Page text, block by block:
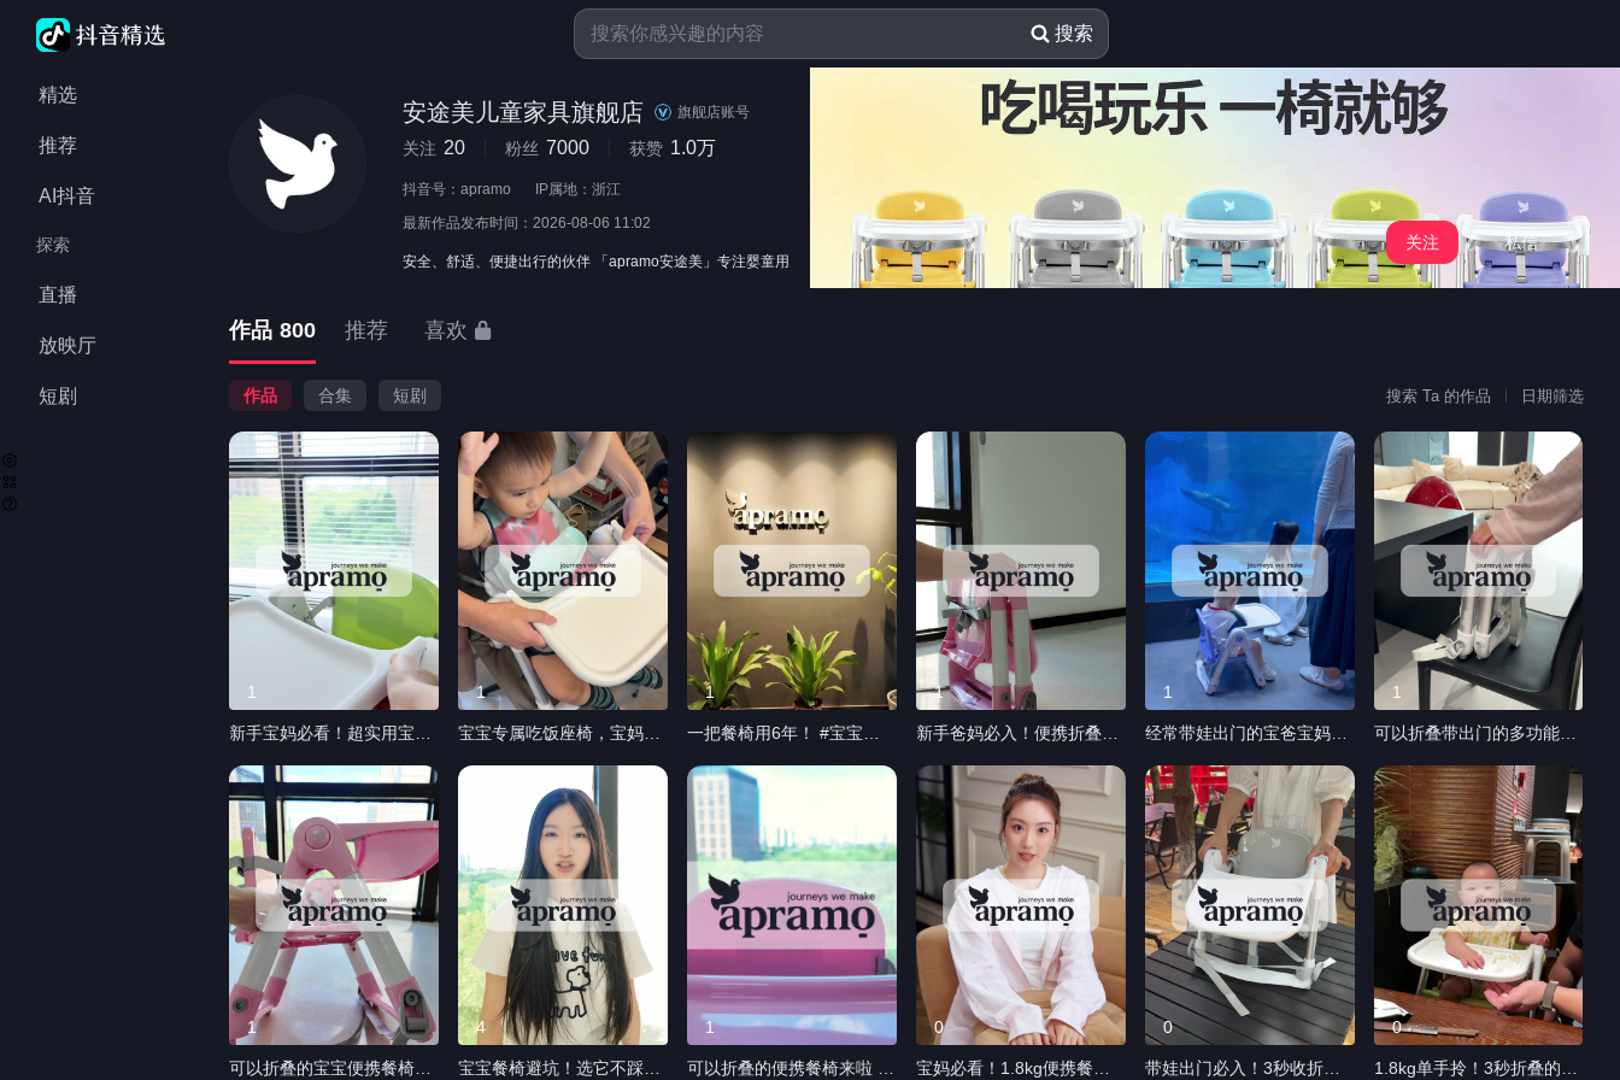
精选
推荐
AI抖音
探索
直播
放映厅
短剧
搜索
安途美儿童家具旗舰店 旗舰店账号
关注 20 粉丝 7000 获赞 1.0万
抖音号： apramo
IP属地：浙江
最新作品发布时间： 2026-08-06 11:02
安全、舒适、便捷出行的伙伴 「apramo安途美」专注婴童用
私信
关注
作品 800 推荐 喜欢
作品 合集 短剧 搜索 Ta 的作品 日期筛选
1
新手宝妈必看！超实用宝宝
#安途美便携餐椅 #宝宝便
携式餐椅 #宝宝餐椅 #带娃
神器 #母婴好物
1
宝宝专属吃饭座椅，宝妈省
1
一把餐椅用6年！ #宝宝餐
娃好物 #安途美便携餐椅
1
新手爸妈必入！便携折叠宝
#宝妈推荐母婴好物 #带娃
好物 #安途美便携餐椅
1
经常带娃出门的宝爸宝妈
荐 #带娃神器 #安途美便携
餐椅 #带娃玩水 #带娃出门
1
可以折叠带出门的多功能便
娃神器 #安途美便携餐椅 #
带娃玩水 #带娃出门
1
可以折叠的宝宝便携餐椅，
4
宝宝餐椅避坑！选它不踩雷
1
可以折叠的便携餐椅来啦 #
0
宝妈必看！1.8kg便携餐椅
0
带娃出门必入！3秒收折走
0
1.8kg单手拎！3秒折叠的多